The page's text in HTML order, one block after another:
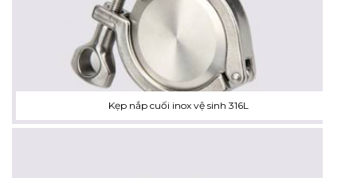
Kẹp nắp cuối inox vệ sinh 316L